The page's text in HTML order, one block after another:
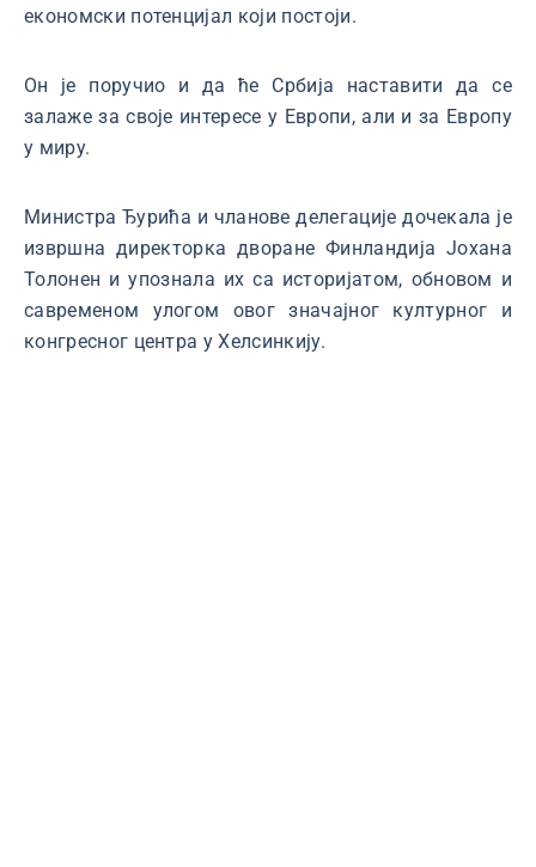
економски потенцијал који постоји.
Он је поручио и да ће Србија наставити да се
залаже за своје интересе у Европи, али и за Европу
у миру.
Министра Ђурића и чланове делегације дочeкала је
извршна директорка дворане Финландија Јохана
Толонен и упознала их са историјатом, обновом и
савременом улогом овог значајног културног и
конгресног центра у Хелсинкију.